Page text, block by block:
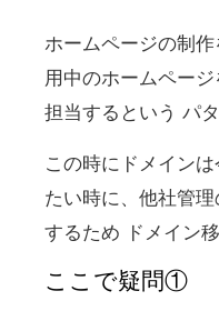
ホームページの制
用中のホームペー
担当するという パ
この時にドメイン
たい時に、他社管
するため ドメイン
ここで疑問①